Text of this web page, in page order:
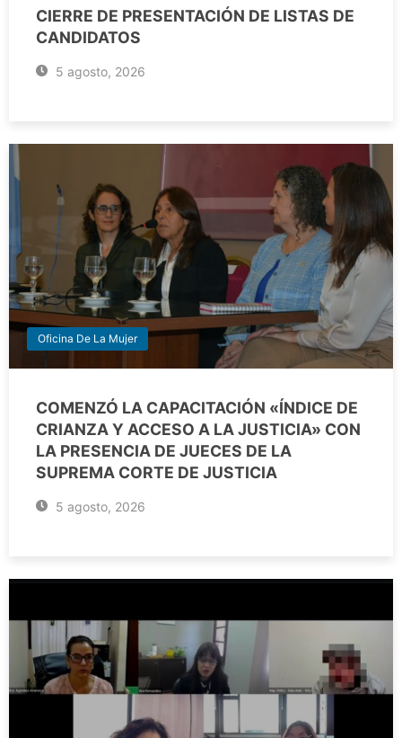
CIERRE DE PRESENTACIÓN DE LISTAS DE
CANDIDATOS
5 agosto, 2026
Oficina De La Mujer
COMENZÓ LA CAPACITACIÓN «ÍNDICE DE
CRIANZA Y ACCESO A LA JUSTICIA» CON
LA PRESENCIA DE JUECES DE LA
SUPREMA CORTE DE JUSTICIA
5 agosto, 2026